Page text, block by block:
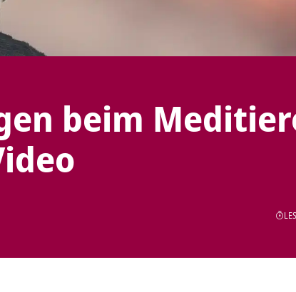
beim